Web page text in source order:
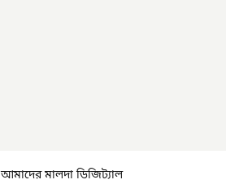
আমাদের মালদা ডিজিট্যাল